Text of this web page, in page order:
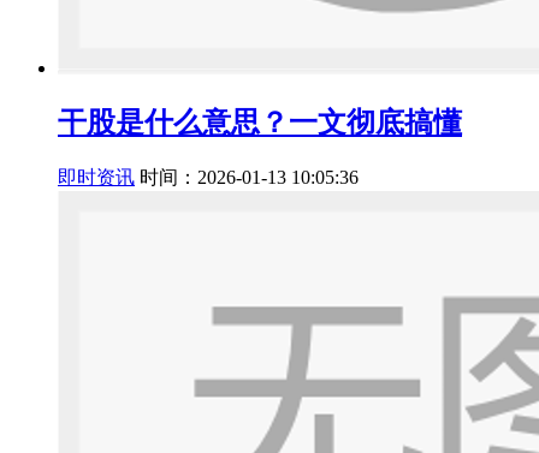
干股是什么意思？一文彻底搞懂
即时资讯 时间：2026-01-13 10:05:36